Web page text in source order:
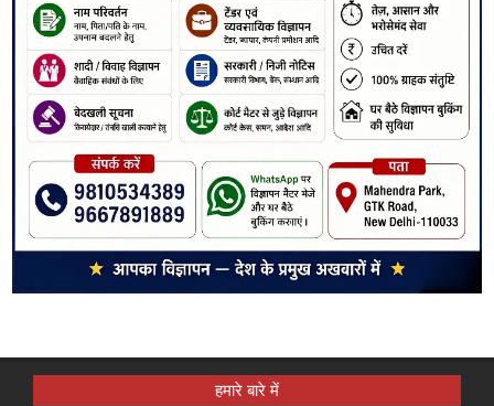
हमारे बारे में